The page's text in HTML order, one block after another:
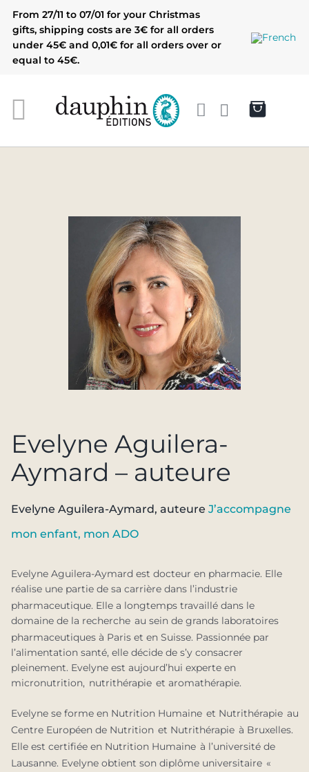
content
From 27/11 to 07/01 for your Christmas
gifts, shipping costs are 3€ for all orders
under 45€ and 0,01€ for all orders over or
equal to 45€.
Evelyne Aguilera-
Aymard – auteure
Evelyne Aguilera-Aymard, auteure J’accompagne
mon enfant, mon ADO
Evelyne Aguilera-Aymard est docteur en pharmacie. Elle
réalise une partie de sa carrière dans l’industrie.
pharmaceutique. Elle a longtemps travaillé dans le
domaine de la recherche. au sein de grands laboratoires.
pharmaceutiques à Paris et en Suisse. Passionnée par
l’alimentation santé, elle décide de s’y consacrer
pleinement. Evelyne est aujourd’hui experte en
micronutrition,. nutrithérapie. et aromathérapie.
Evelyne se forme en Nutrition Humaine. et Nutrithérapie. au
Centre Européen de Nutrition. et Nutrithérapie. à Bruxelles.
Elle est certifiée en Nutrition Humaine. à l’université de
Lausanne. Evelyne obtient son diplôme universitaire. «